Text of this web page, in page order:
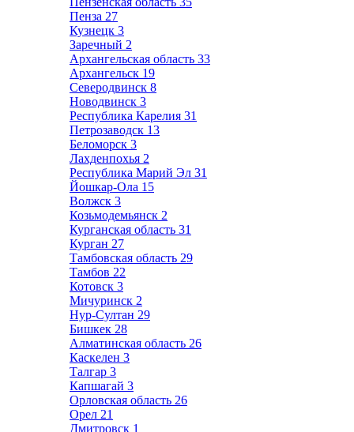
Пенза 27
Кузнецк 3
Заречный 2
Архангельская область 33
Архангельск 19
Северодвинск 8
Новодвинск 3
Республика Карелия 31
Петрозаводск 13
Беломорск 3
Лахденпохья 2
Республика Марий Эл 31
Йошкар-Ола 15
Волжск 3
Козьмодемьянск 2
Курганская область 31
Курган 27
Тамбовская область 29
Тамбов 22
Котовск 3
Мичуринск 2
Нур-Султан 29
Бишкек 28
Алматинская область 26
Каскелен 3
Талгар 3
Капшагай 3
Орловская область 26
Орел 21
Дмитровск 1